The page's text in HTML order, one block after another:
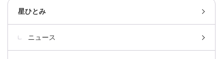
星ひとみ
ニュース